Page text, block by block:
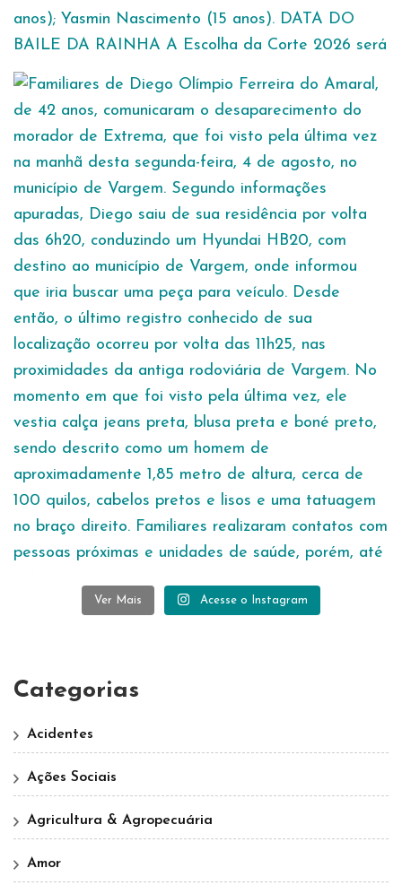
Ver Mais Acesse o Instagram
Categorias
Acidentes
Ações Sociais
Agricultura & Agropecuária
Amor